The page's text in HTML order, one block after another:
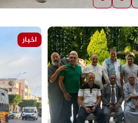
اخبار